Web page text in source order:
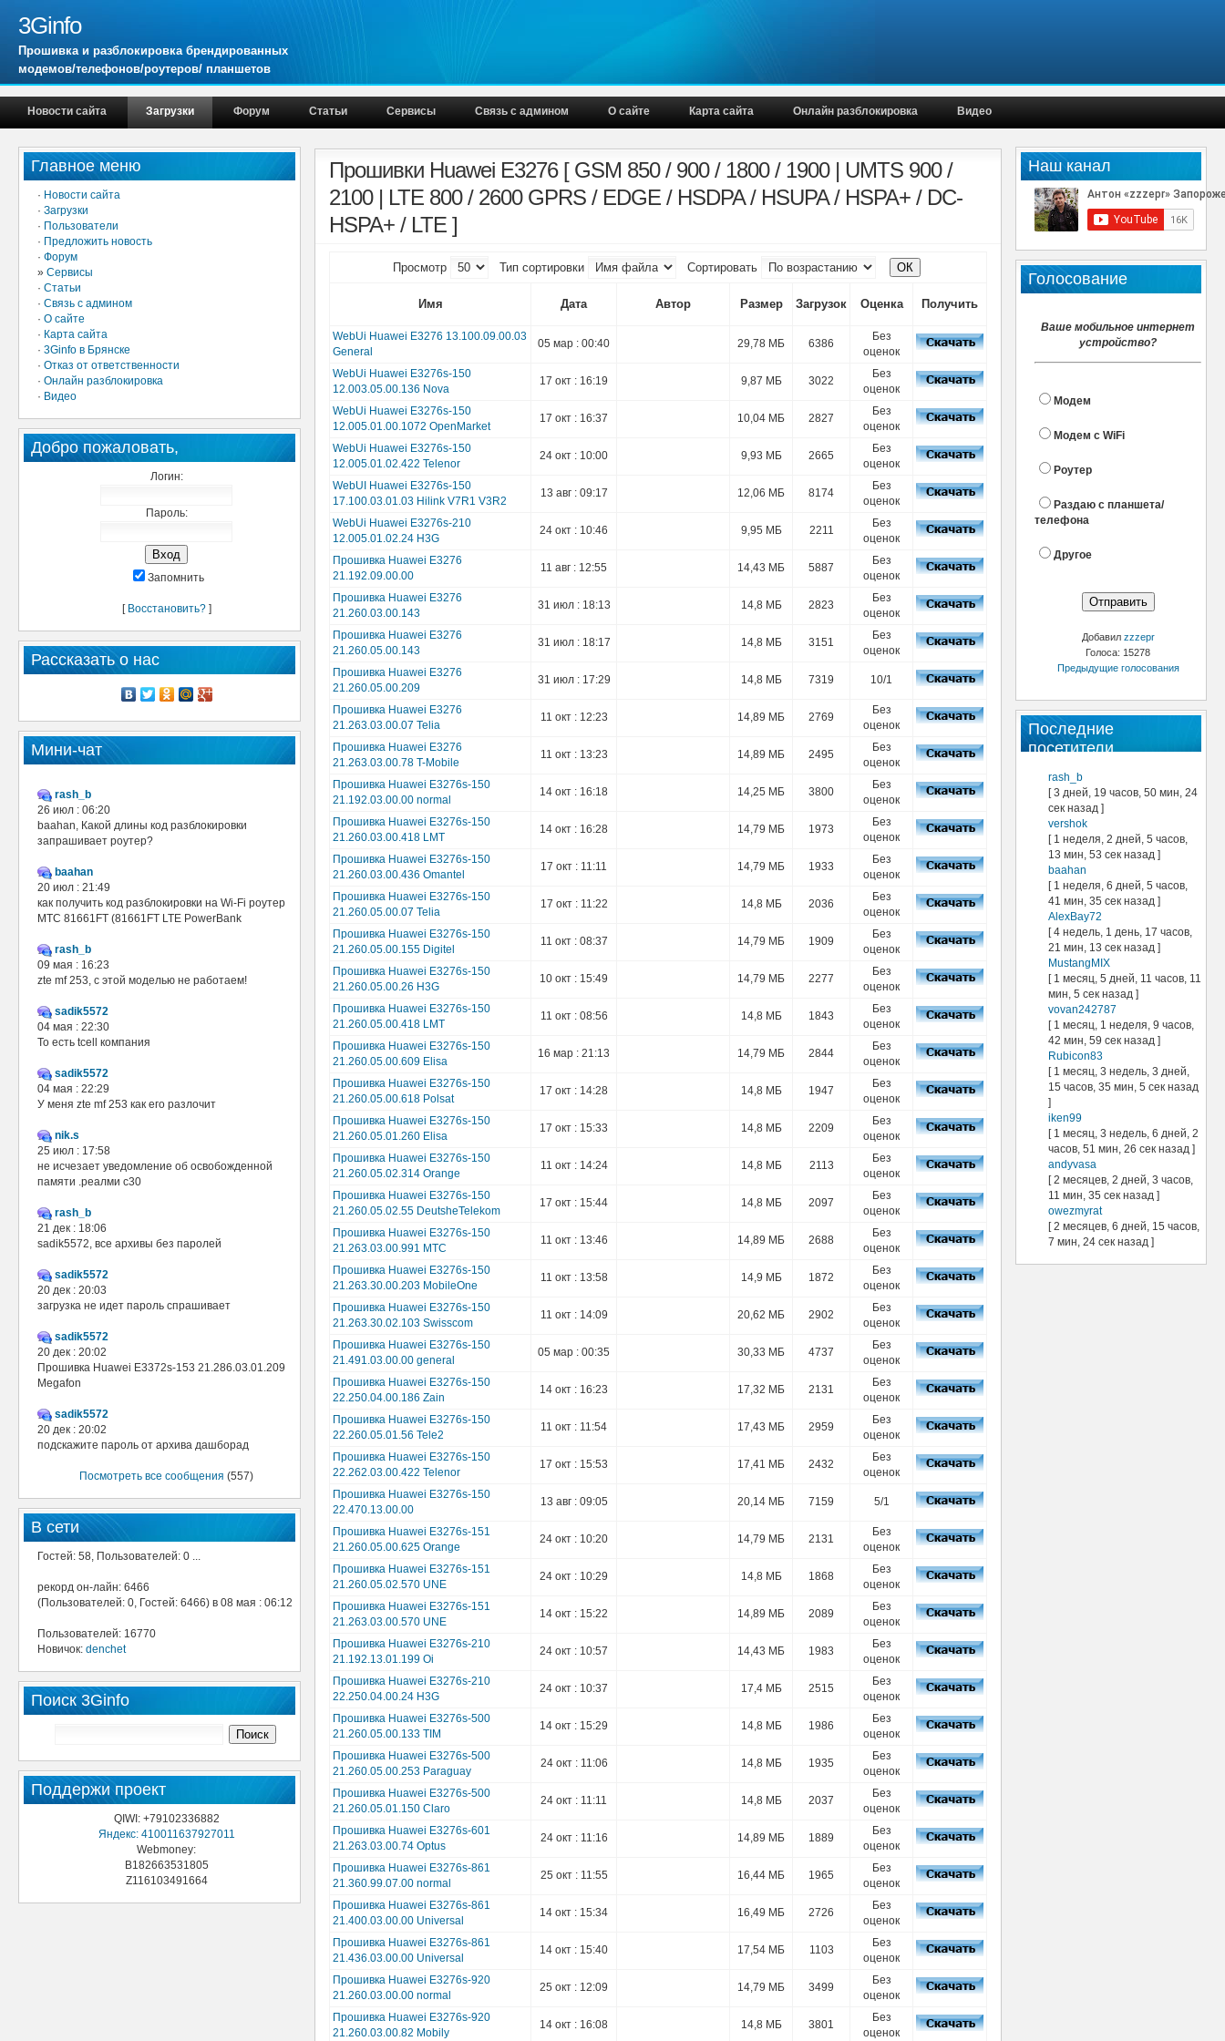
3Ginfo
Прошивка и разблокировка брендированных
модемов/телефонов/роутеров/ планшетов
Новости сайта Загрузки Форум Статьи Сервисы Связь с админом О сайте Карта сайта Онлайн разблокировка Видео
Наш канал
Голосование
Ваше мобильное интернет
устройство?
Модем
Модем с WiFi
Роутер
Раздаю с планшета/
телефона
Другое
Добавил zzzepr
Голоса: 15278
Предыдущие голосования
Последние
посетители
rash_b
[ 3 дней, 19 часов, 50 мин, 24
сек назад ]
vershok
[ 1 неделя, 2 дней, 5 часов,
13 мин, 53 сек назад ]
baahan
[ 1 неделя, 6 дней, 5 часов,
41 мин, 35 сек назад ]
AlexBay72
[ 4 недель, 1 день, 17 часов,
21 мин, 13 сек назад ]
MustangMIX
[ 1 месяц, 5 дней, 11 часов, 11
мин, 5 сек назад ]
vovan242787
[ 1 месяц, 1 неделя, 9 часов,
42 мин, 59 сек назад ]
Rubicon83
[ 1 месяц, 3 недель, 3 дней,
15 часов, 35 мин, 5 сек назад
]
iken99
[ 1 месяц, 3 недель, 6 дней, 2
часов, 51 мин, 26 сек назад ]
andyvasa
[ 2 месяцев, 2 дней, 3 часов,
11 мин, 35 сек назад ]
owezmyrat
[ 2 месяцев, 6 дней, 15 часов,
7 мин, 24 сек назад ]
Главное меню
· Новости сайта
· Загрузки
· Пользователи
· Предложить новость
· Форум
» Сервисы
· Статьи
· Связь с админом
· О сайте
· Карта сайта
· 3Ginfo в Брянске
· Отказ от ответственности
· Онлайн разблокировка
· Видео
Добро пожаловать,
Логин:
Пароль:
Запомнить
[ Восстановить?]
Рассказать о нас
Мини-чат
rash_b
26 июл : 06:20
baahan, Какой длины код разблокировки
запрашивает роутер?
baahan
20 июл : 21:49
как получить код разблокировки на Wi-Fi роутер
МТС 81661FT (81661FT LTE PowerBank
rash_b
09 мая : 16:23
zte mf 253, с этой моделью не работаем!
sadik5572
04 мая : 22:30
То есть tcell компания
sadik5572
04 мая : 22:29
У меня zte mf 253 как его разлочит
nik.s
25 июл : 17:58
не исчезает уведомление об освобожденной
памяти .реалми с30
rash_b
21 дек : 18:06
sadik5572, все архивы без паролей
sadik5572
20 дек : 20:03
загрузка не идет пароль спрашивает
sadik5572
20 дек : 20:02
Прошивка Huawei E3372s-153 21.286.03.01.209
Megafon
sadik5572
20 дек : 20:02
подскажите пароль от архива дашборад
Посмотреть все сообщения (557)
В сети
Гостей: 58, Пользователей: 0 ...
рекорд он-лайн: 6466
(Пользователей: 0, Гостей: 6466) в 08 мая : 06:12
Пользователей: 16770
Новичок: denchet
Поиск 3Ginfo
Поддержи проект
QIWI: +79102336882
Яндекс: 410011637927011
Webmoney:
B182663531805
Z116103491664
Прошивки Huawei E3276 [ GSM 850 / 900 / 1800 / 1900 | UMTS 900 /
2100 | LTE 800 / 2600 GPRS / EDGE / HSDPA / HSUPA / HSPA+ / DC-
HSPA+ / LTE ]
Просмотр Тип сортировки Сортировать
Имя Дата Автор Размер Загрузок Оценка Получить
WebUi Huawei E3276 13.100.09.00.03
General
05 мар : 00:40 29,78 МБ 6386
Без
оценок
WebUi Huawei E3276s-150
12.003.05.00.136 Nova
17 окт : 16:19 9,87 МБ 3022
Без
оценок
WebUi Huawei E3276s-150
12.005.01.00.1072 OpenMarket
17 окт : 16:37 10,04 МБ 2827
Без
оценок
WebUi Huawei E3276s-150
12.005.01.02.422 Telenor
24 окт : 10:00 9,93 МБ 2665
Без
оценок
WebUI Huawei E3276s-150
17.100.03.01.03 Hilink V7R1 V3R2
13 авг : 09:17 12,06 МБ 8174
Без
оценок
WebUi Huawei E3276s-210
12.005.01.02.24 H3G
24 окт : 10:46 9,95 МБ 2211
Без
оценок
Прошивка Huawei E3276
21.192.09.00.00
11 авг : 12:55 14,43 МБ 5887
Без
оценок
Прошивка Huawei E3276
21.260.03.00.143
31 июл : 18:13 14,8 МБ 2823
Без
оценок
Прошивка Huawei E3276
21.260.05.00.143
31 июл : 18:17 14,8 МБ 3151
Без
оценок
Прошивка Huawei E3276
21.260.05.00.209
31 июл : 17:29 14,8 МБ 7319 10/1
Прошивка Huawei E3276
21.263.03.00.07 Telia
11 окт : 12:23 14,89 МБ 2769
Без
оценок
Прошивка Huawei E3276
21.263.03.00.78 T-Mobile
11 окт : 13:23 14,89 МБ 2495
Без
оценок
Прошивка Huawei E3276s-150
21.192.03.00.00 normal
14 окт : 16:18 14,25 МБ 3800
Без
оценок
Прошивка Huawei E3276s-150
21.260.03.00.418 LMT
14 окт : 16:28 14,79 МБ 1973
Без
оценок
Прошивка Huawei E3276s-150
21.260.03.00.436 Omantel
17 окт : 11:11 14,79 МБ 1933
Без
оценок
Прошивка Huawei E3276s-150
21.260.05.00.07 Telia
17 окт : 11:22 14,8 МБ 2036
Без
оценок
Прошивка Huawei E3276s-150
21.260.05.00.155 Digitel
11 окт : 08:37 14,79 МБ 1909
Без
оценок
Прошивка Huawei E3276s-150
21.260.05.00.26 H3G
10 окт : 15:49 14,79 МБ 2277
Без
оценок
Прошивка Huawei E3276s-150
21.260.05.00.418 LMT
11 окт : 08:56 14,8 МБ 1843
Без
оценок
Прошивка Huawei E3276s-150
21.260.05.00.609 Elisa
16 мар : 21:13 14,79 МБ 2844
Без
оценок
Прошивка Huawei E3276s-150
21.260.05.00.618 Polsat
17 окт : 14:28 14,8 МБ 1947
Без
оценок
Прошивка Huawei E3276s-150
21.260.05.01.260 Elisa
17 окт : 15:33 14,8 МБ 2209
Без
оценок
Прошивка Huawei E3276s-150
21.260.05.02.314 Orange
11 окт : 14:24 14,8 МБ 2113
Без
оценок
Прошивка Huawei E3276s-150
21.260.05.02.55 DeutsheTelekom
17 окт : 15:44 14,8 МБ 2097
Без
оценок
Прошивка Huawei E3276s-150
21.263.03.00.991 MTC
11 окт : 13:46 14,89 МБ 2688
Без
оценок
Прошивка Huawei E3276s-150
21.263.30.00.203 MobileOne
11 окт : 13:58 14,9 МБ 1872
Без
оценок
Прошивка Huawei E3276s-150
21.263.30.02.103 Swisscom
11 окт : 14:09 20,62 МБ 2902
Без
оценок
Прошивка Huawei E3276s-150
21.491.03.00.00 general
05 мар : 00:35 30,33 МБ 4737
Без
оценок
Прошивка Huawei E3276s-150
22.250.04.00.186 Zain
14 окт : 16:23 17,32 МБ 2131
Без
оценок
Прошивка Huawei E3276s-150
22.260.05.01.56 Tele2
11 окт : 11:54 17,43 МБ 2959
Без
оценок
Прошивка Huawei E3276s-150
22.262.03.00.422 Telenor
17 окт : 15:53 17,41 МБ 2432
Без
оценок
Прошивка Huawei E3276s-150
22.470.13.00.00
13 авг : 09:05 20,14 МБ 7159 5/1
Прошивка Huawei E3276s-151
21.260.05.00.625 Orange
24 окт : 10:20 14,79 МБ 2131
Без
оценок
Прошивка Huawei E3276s-151
21.260.05.02.570 UNE
24 окт : 10:29 14,8 МБ 1868
Без
оценок
Прошивка Huawei E3276s-151
21.263.03.00.570 UNE
14 окт : 15:22 14,89 МБ 2089
Без
оценок
Прошивка Huawei E3276s-210
21.192.13.01.199 Oi
24 окт : 10:57 14,43 МБ 1983
Без
оценок
Прошивка Huawei E3276s-210
22.250.04.00.24 H3G
24 окт : 10:37 17,4 МБ 2515
Без
оценок
Прошивка Huawei E3276s-500
21.260.05.00.133 TIM
14 окт : 15:29 14,8 МБ 1986
Без
оценок
Прошивка Huawei E3276s-500
21.260.05.00.253 Paraguay
24 окт : 11:06 14,8 МБ 1935
Без
оценок
Прошивка Huawei E3276s-500
21.260.05.01.150 Claro
24 окт : 11:11 14,8 МБ 2037
Без
оценок
Прошивка Huawei E3276s-601
21.263.03.00.74 Optus
24 окт : 11:16 14,89 МБ 1889
Без
оценок
Прошивка Huawei E3276s-861
21.360.99.07.00 normal
25 окт : 11:55 16,44 МБ 1965
Без
оценок
Прошивка Huawei E3276s-861
21.400.03.00.00 Universal
14 окт : 15:34 16,49 МБ 2726
Без
оценок
Прошивка Huawei E3276s-861
21.436.03.00.00 Universal
14 окт : 15:40 17,54 МБ 1103
Без
оценок
Прошивка Huawei E3276s-920
21.260.03.00.00 normal
25 окт : 12:09 14,79 МБ 3499
Без
оценок
Прошивка Huawei E3276s-920
21.260.03.00.82 Mobily
14 окт : 16:08 14,8 МБ 3801
Без
оценок